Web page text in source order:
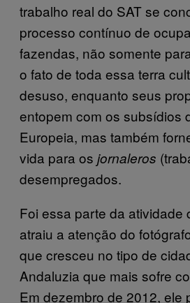
trabalho real do SAT se
processo contínuo de
fazendas, não somente
o fato de toda essa terra
desuso, enquanto seus
entopem com os subsídios
Europeia, mas também
vida para os jornaleros
desempregados.
Foi essa parte da atividade
atraiu a atenção do
que cresceu no tipo de
Andaluzia que mais sofre
Em dezembro de 2012, ele